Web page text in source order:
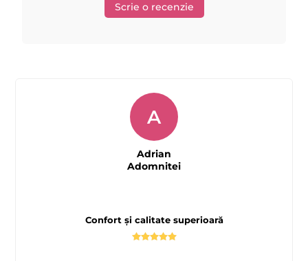
Scrie o recenzie
Confort și calitate superioară
A
Adrian
Adomnitei